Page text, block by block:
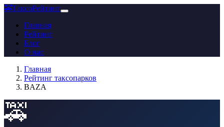
🚕ТаксоРейтинг
Главная
Рейтинг
Блог
О нас
Главная
Рейтинг таксопарков
BAZA
🚕